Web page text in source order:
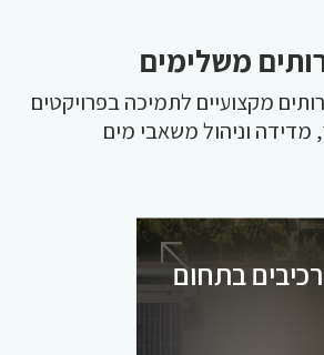
משלימים
מקצועיים לתמיכה בפרויקטים
מדידה וניהול משאבי מים
בתחום